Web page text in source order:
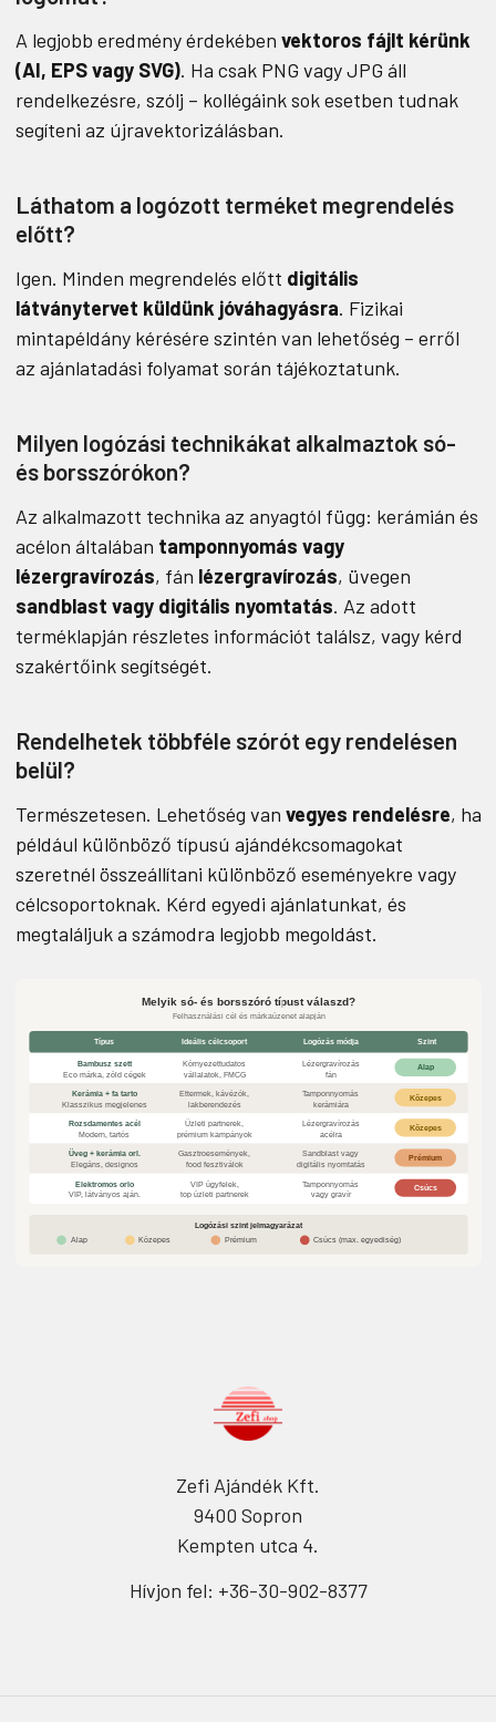
A legjobb eredmény érdekében vektoros fájlt kérünk
(AI, EPS vagy SVG). Ha csak PNG vagy JPG áll
rendelkezésre, szólj – kollégáink sok esetben tudnak
segíteni az újravektorizálásban.
Láthatom a logózott terméket megrendelés
előtt?
Igen. Minden megrendelés előtt digitális
látványtervet küldünk jóváhagyásra. Fizikai
mintapéldány kérésére szintén van lehetőség – erről
az ajánlatadási folyamat során tájékoztatunk.
Milyen logózási technikákat alkalmaztok só-
és borsszórókon?
Az alkalmazott technika az anyagtól függ: kerámián és
acélon általában tamponnyomás vagy
lézergravírozás, fán lézergravírozás, üvegen
sandblast vagy digitális nyomtatás. Az adott
terméklapján részletes információt találsz, vagy kérd
szakértőink segítségét.
Rendelhetek többféle szórót egy rendelésen
belül?
Természetesen. Lehetőség van vegyes rendelésre, ha
például különböző típusú ajándékcsomagokat
szeretnél összeállítani különböző eseményekre vagy
célcsoportoknak. Kérd egyedi ajánlatunkat, és
megtaláljuk a számodra legjobb megoldást.
Melyik só- és borsszóró típust válaszd?
Felhasználási cél és márkaüzenet alapján
Típus Ideális célcsoport Logózás módja Szint
Bambusz szett
Eco márka, zöld cégek
Környezettudatos
vállalatok, FMCG
Lézergravírozás
fán
Alap
Kerámia + fa tarto
Klasszikus megjelenes
Ettermek, kávézók,
lakberendezés
Tamponnyomás
kerámiára
Közepes
Rozsdamentes acél
Modern, tartós
Üzleti partnerek,
prémium kampányok
Lézergravírozás
acélra
Közepes
Üveg + kerámia orl.
Elegáns, designos
Gasztroesemények,
food fesztiválok
Sandblast vagy
digitális nyomtatás
Prémium
Elektromos orlo
VIP, látványos aján.
VIP ügyfelek,
top üzleti partnerek
Tamponnyomás
vagy gravír
Csúcs
Logózási szint jelmagyarázat
Alap Közepes Prémium Csúcs (max. egyediség)
Zefi Ajándék Kft.
9400 Sopron
Kempten utca 4.
Hívjon fel: +36-30-902-8377